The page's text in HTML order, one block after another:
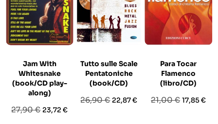
Jam With
Whitesnake
(book/CD play-
along)
Prezzo
27,90 € Prezzo
23,72 €
Tutto sulle Scale
Pentatoniche
(book/CD)
Prezzo
26,90 € Prezzo
22,87 €
Para Tocar
Flamenco
(libro/CD)
Prezzo
21,00 € Prezzo
17,85 €